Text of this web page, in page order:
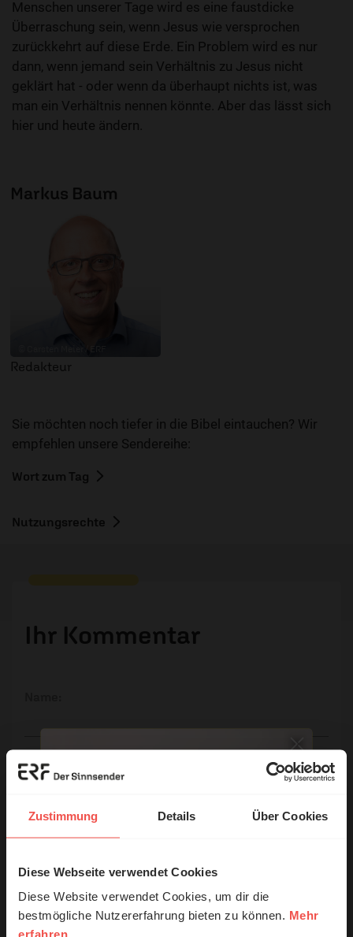
Zustimmung Details Über Cookies
Diese Webseite verwendet Cookies
Diese Website verwendet Cookies, um dir die
bestmögliche Nutzererfahrung bieten zu können. Mehr
erfahren
Menschen unserer Tage wird es eine faustdicke
Überraschung sein, wenn Jesus wie versprochen
zurückkehrt auf diese Erde. Ein Problem wird es nur
dann, wenn jemand sein Verhältnis zu Jesus nicht
geklärt hat - oder wenn da überhaupt nichts ist, was
man ein Verhältnis nennen könnte. Aber das lässt sich
hier und heute ändern.
Markus Baum
Redakteur
Sie möchten noch tiefer in die Bibel eintauchen? Wir
empfehlen unsere Sendereihe:
Wort zum Tag
Nutzungsrechte
Ihr Kommentar
Die E-Mail-Adresse wird nicht veröffentlicht.
Kommentar:
Meinen Kommentar nicht öffentlich teilen.
© Ruth Schneider / ERF